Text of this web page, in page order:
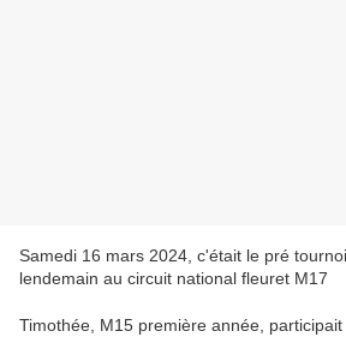
Samedi 16 mars 2024, c'était le pré
lendemain au circuit national fleuret M17
Timothée, M15 première année,